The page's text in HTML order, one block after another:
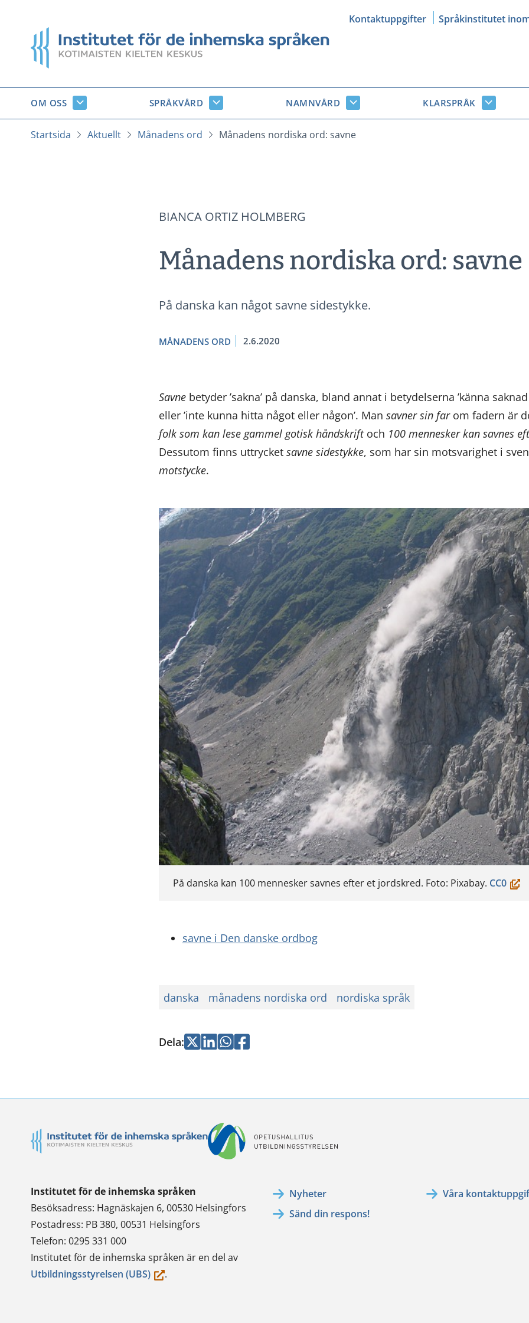
innehåll
Kontaktuppgifter Språkinstitutet
Startsida
OM OSS
Om
oss
undersidor
SPRÅKVÅRD
Språkvård
undersidor
NAMNVÅRD
Namnvård
undersidor
KLARSPRÅK
Klarspråk
Startsida
Aktuellt Månadens ord Månadens nordiska ord: savne
BIANCA ORTIZ HOLMBERG
Månadens nordiska ord: savne
På danska kan något savne sidestykke.
MÅNADENS ORD 2.6.2020
Savnebetyder ’sakna’ på danska, bland annat i betydelserna ’känna saknad
eller ’inte kunna hitta något eller någon’. Man savner sin farom fadern är
folk som kan lese gammel gotisk håndskrift och 100 mennesker kan savnes
Dessutom finns uttrycket savne sidestykke, som har sin motsvarighet i
motstycke.
På danska kan 100 mennesker savnes efter et jordskred. Foto: Pixabay. CC0
savne i Den danske ordbog
danska månadens nordiska ord nordiska språk
Dela:Jaa Jaa Jaa Jaa
Institutet för de inhemska språken
Besöksadress: Hagnäskajen 6, 00530 Helsingfors
Postadress: PB 380, 00531 Helsingfors
Telefon: 0295 331 000
Institutet för de inhemska språken är en del av
Utbildningsstyrelsen (UBS)(du.
Nyheter
Sänd din respons!
Våra